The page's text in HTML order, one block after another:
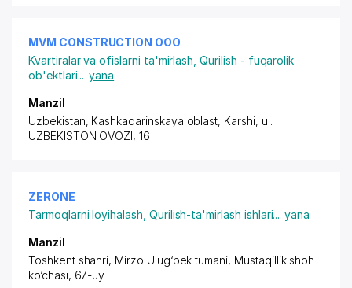
MVM СONSTRUCTION ООО
Kvartiralar va ofislarni ta'mirlash ,Qurilish - fuqarolik
ob'ektlari... yana
Manzil
Uzbekistan, Kashkadarinskaya oblast, Karshi, ul.
UZBEKISTON OVOZI, 16
ZERONE
Tarmoqlarni loyihalash Qurilish-ta'mirlash ishlari... yana
Manzil
Toshkent shahri, Mirzo Ulug‘bek tumani, Mustaqillik shoh
ko‘chasi, 67-uy